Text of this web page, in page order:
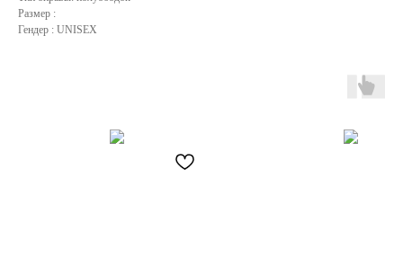
Размер :
Гендер : UNISEX